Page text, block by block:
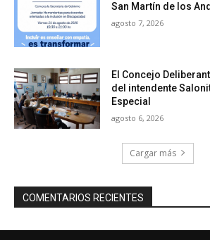
San Martín de los
agosto 7, 2026
El Concejo
del intendente
Especial
agosto 6, 2026
Cargar más
COMENTARIOS RECIENTES